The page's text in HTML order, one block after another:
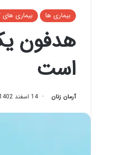
بیماری ها بیماری های
هدفون
است
آرمان زنان 14 اسفند 1402